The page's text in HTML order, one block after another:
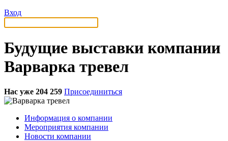
Вход
Будущие выставки компании
Варварка тревел
Нас уже 204 259 Присоединиться
Информация о компании
Мероприятия компании
Новости компании